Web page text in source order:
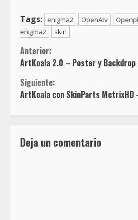
Tags: enigma2 OpenAtv
enigma2
skin
Sigue
leyendo
Anterior:
ArtKoala 2.0 – Poster y Backdrop
Siguiente:
ArtKoala con SkinParts MetrixHD
Deja un comentario